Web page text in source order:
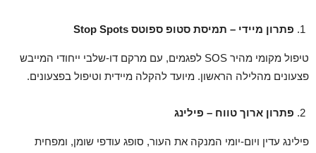
פתרון מיידי – תמיסת סטופ ספוטס Stop Spots
טיפול מקומי מהיר SOS לפגמים, עם מרקם דו-שלבי ייחודי המייבש
פצעונים מהלילה הראשון. מיועד להקלה מיידית וטיפול בפצעונים.
פתרון ארוך טווח – פילינג
פילינג עדין ויום-יומי המנקה את העור, סופג עודפי שומן, ומפחית